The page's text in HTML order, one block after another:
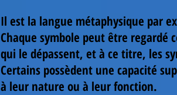
Il est la langue métaphysique par
Chaque symbole peut être
qui le dépassent, et à ce titre, les
Certains possèdent une capacité
à leur nature ou à leur fonction.